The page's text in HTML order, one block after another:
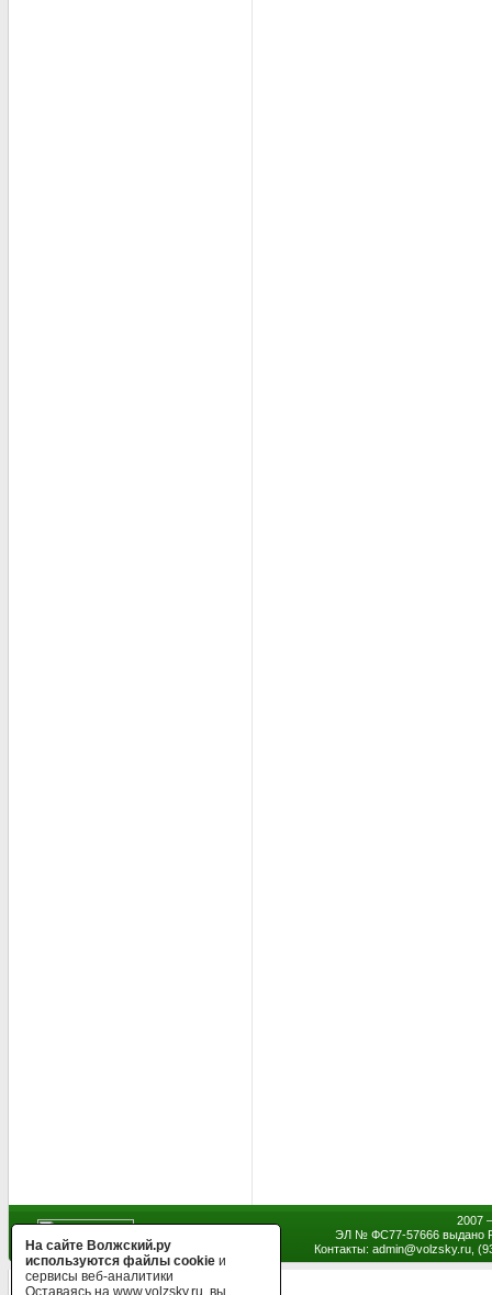
2007
ЭЛ № ФС77-57666 выдано
Контакты: admin@volzsky.ru,
На сайте Волжский.ру
используются файлы cookie и
сервисы веб-аналитики
Оставаясь на www.volzsky.ru, вы